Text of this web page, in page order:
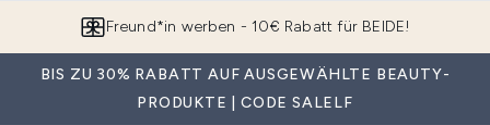
Freund*in werben - 10€ Rabatt für BEIDE!
BIS ZU 30% RABATT AUF AUSGEWÄHLTE BEAUTY-
PRODUKTE | CODE SALELF